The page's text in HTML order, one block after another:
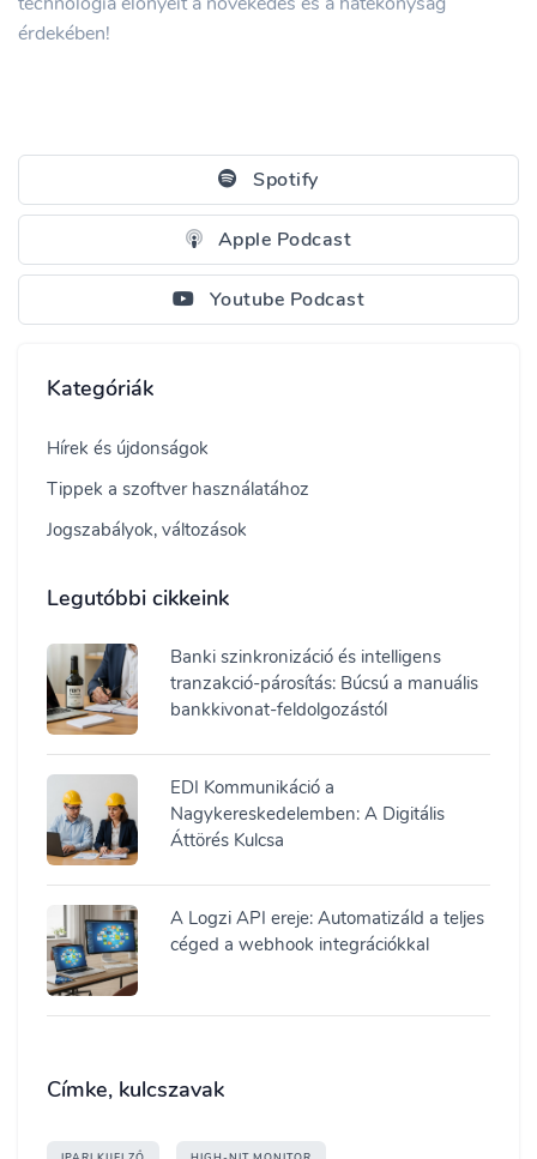
érdekében!
Spotify
Apple Podcast
Youtube Podcast
Kategóriák
Hírek és újdonságok
Tippek a szoftver használatához
Jogszabályok, változások
Legutóbbi cikkeink
Banki szinkronizáció és intelligens
tranzakció-párosítás: Búcsú a manuális
bankkivonat-feldolgozástól
EDI Kommunikáció a
Nagykereskedelemben: A Digitális
Áttörés Kulcsa
A Logzi API ereje: Automatizáld a teljes
céged a webhook integrációkkal
Címke, kulcszavak